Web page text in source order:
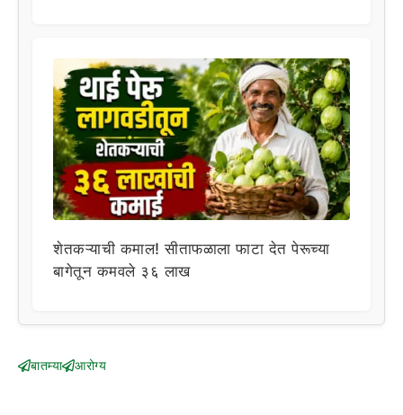
शेतकऱ्याची कमाल! सीताफळाला फाटा देत पेरूच्या
बागेतून कमवले ३६ लाख
बातम्या आरोग्य